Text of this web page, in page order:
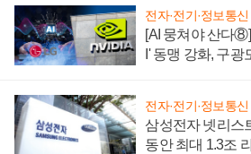
전자·전기·정보통신
[AI 뭉쳐야 산다
I' 동맹 강화, 구광
전자·전기·정보통신
삼성전자 넷리스
동안 최대 1.3조